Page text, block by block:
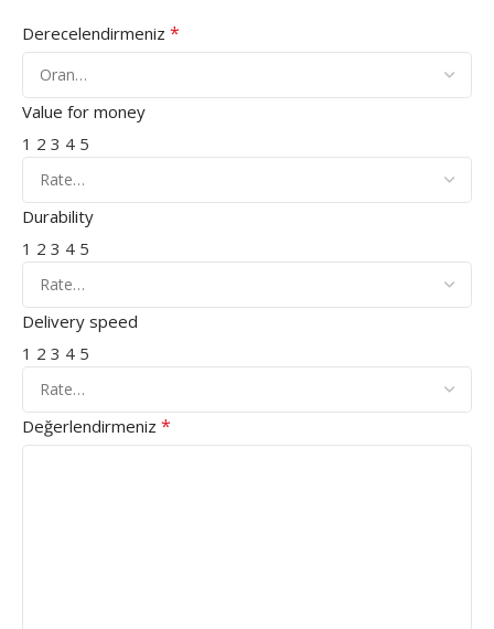
Derecelendirmeniz *
Value for money
1 2 3 4 5
Durability
1 2 3 4 5
Delivery speed
1 2 3 4 5
Değerlendirmeniz *